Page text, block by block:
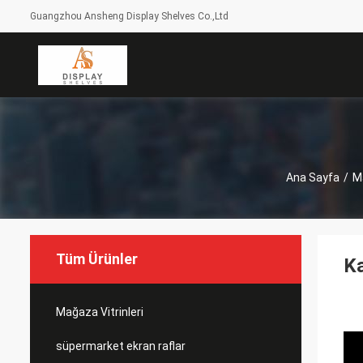
Guangzhou Ansheng Display Shelves Co.,Ltd
Ana Sayfa /
Tüm Ürünler
Mağaza Vitrinleri
süpermarket ekran raflar